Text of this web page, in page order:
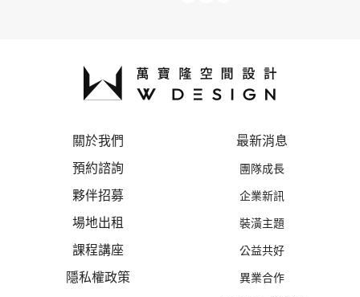
關於我們
預約諮詢
夥伴招募
場地出租
課程講座
隱私權政策
最新消息
團隊成長
企業新訊
裝潢主題
公益共好
異業合作